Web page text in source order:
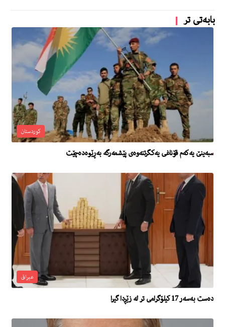
بابەتی تر
کوردستان
سبه‌ینێ یه‌كه‌م قۆناغى یه‌كگرتنه‌وه‌ى پێشمه‌رگه‌ به‌ڕێوه‌ده‌چێت
عیراق
دەست بەسەر 17 کیلۆگرامی تر لە زێڕدا گیرا